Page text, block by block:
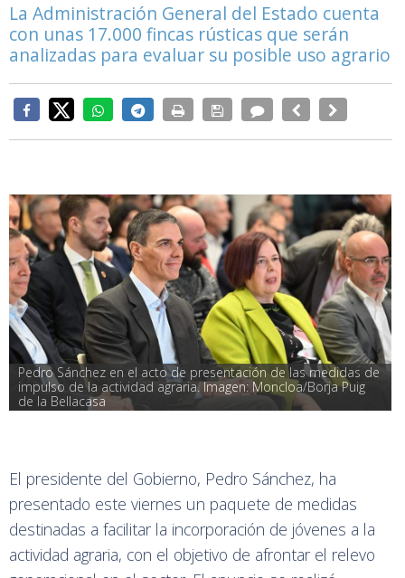
La Administración General del Estado cuenta
con unas 17.000 fincas rústicas que serán
analizadas para evaluar su posible uso agrario
Pedro Sánchez en el acto de presentación de las medidas de
impulso de la actividad agraria. Imagen: Moncloa/Borja Puig
de la Bellacasa
El presidente del Gobierno, Pedro Sánchez, ha
presentado este viernes un paquete de medidas
destinadas a facilitar la incorporación de jóvenes a la
actividad agraria, con el objetivo de afrontar el relevo